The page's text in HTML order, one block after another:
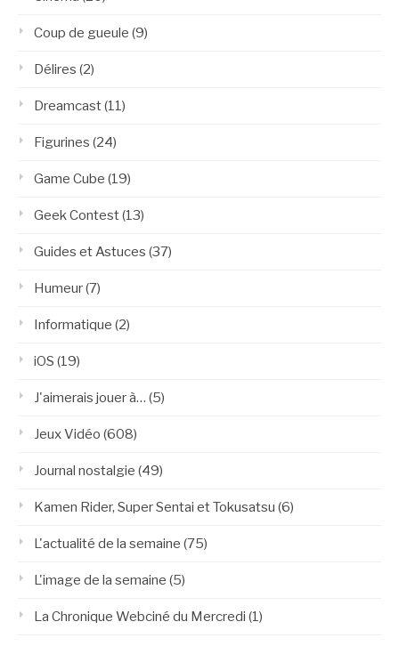
Coup de gueule (9)
Délires (2)
Dreamcast(11)
Figurines (24)
Game Cube (19)
Geek Contest(13)
Guides et Astuces (37)
Humeur(7)
Informatique (2)
iOS (19)
J'aimerais jouer à… (5)
Jeux Vidéo (608)
Journal nostalgie (49)
Kamen Rider, Super Sentai et Tokusatsu (6)
L'actualité de la semaine (75)
L'image de la semaine (5)
La Chronique Webciné du Mercredi (1)